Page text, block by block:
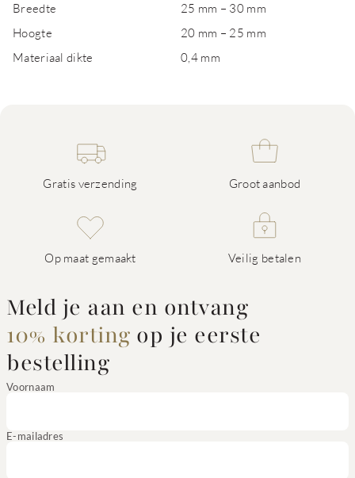
Breedte
25 mm – 30 mm
Hoogte
20 mm – 25 mm
Materiaal dikte
0,4 mm
Gratis verzending Groot aanbod
Op maat gemaakt Veilig betalen
Meld je aan en ontvang
10% korting op je eerste
bestelling
Voornaam
E-mailadres